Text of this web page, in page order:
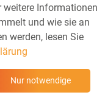
Informationen
und wie sie an
werden, lesen Sie
Nur notwendige